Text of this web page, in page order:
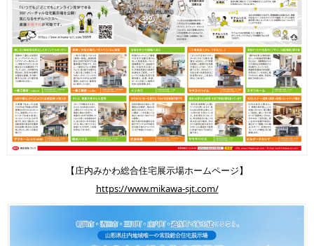
【庄内みかわ総合住宅展示場ホームページ】
https://www.mikawa-sjt.com/